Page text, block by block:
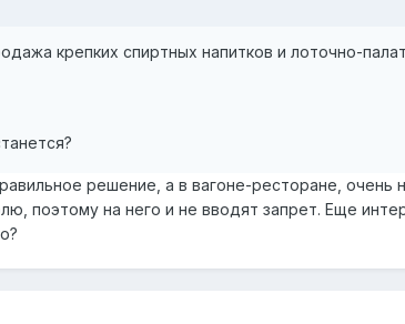
крепких спиртных напитков и лоточно-
решение, а в вагоне-ресторане,
поэтому на него и не вводят запрет. Еще